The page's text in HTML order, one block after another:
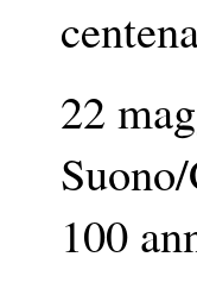
22
100